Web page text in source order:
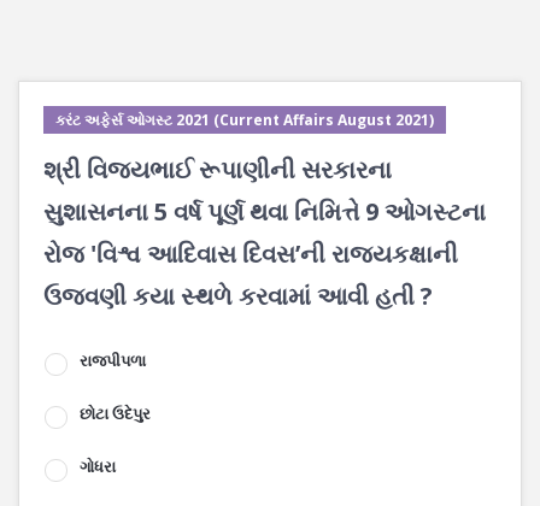
કરંટ અફેર્સ ઓગસ્ટ 2021 (Current Affairs August 2021)
શ્રી વિજયભાઈ રૂપાણીની સરકારના
સુશાસનના 5 વર્ષ પૂર્ણ થવા નિમિત્તે 9 ઓગસ્ટના
રોજ 'વિશ્વ આદિવાસ દિવસ’ની રાજ્યકક્ષાની
ઉજવણી કયા સ્થળે કરવામાં આવી હતી ?
રાજપીપળા
છોટા ઉદેપુર
ગોધરા